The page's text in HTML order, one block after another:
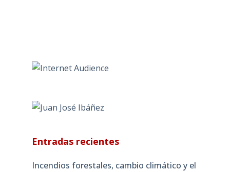
Entradas recientes
Incendios forestales, cambio climático y el